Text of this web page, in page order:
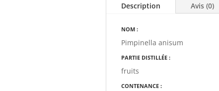
Description
Avis (0)
NOM :
Pimpinella anisum
PARTIE DISTILLÉE :
fruits
CONTENANCE :